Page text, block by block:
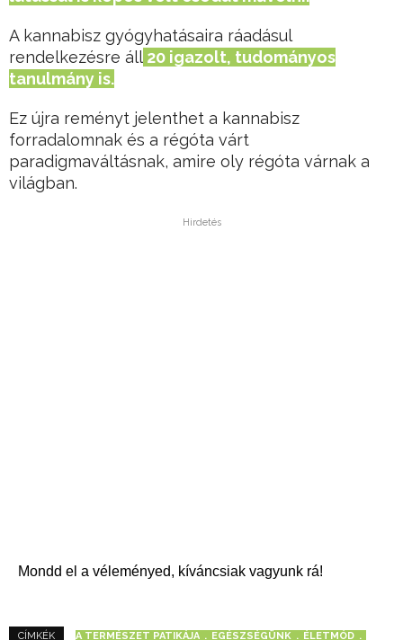
A kannabisz gyógyhatásaira ráadásul
rendelkezésre áll 20 igazolt, tudományos
tanulmány is.
Ez újra reményt jelenthet a kannabisz
forradalomnak és a régóta várt
paradigmaváltásnak, amire oly régóta várnak a
világban.
Hirdetés
Mondd el a véleményed, kíváncsiak vagyunk rá!
CÍMKÉK A TERMÉSZET PATIKÁJA EGÉSZSÉGÜNK ÉLETMÓD